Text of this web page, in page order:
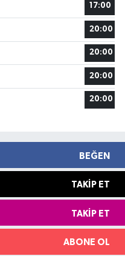
17:00
20:00
20:00
20:00
20:00
BEĞEN
TAKIP ET
TAKIP ET
ABONE OL